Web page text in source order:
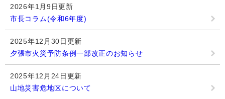
2026年1月9日更新
市長コラム(令和6年度)
2025年12月30日更新
夕張市火災予防条例一部改正のお知らせ
2025年12月24日更新
山地災害危地区について